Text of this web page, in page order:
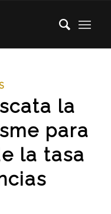
la
para
la tasa